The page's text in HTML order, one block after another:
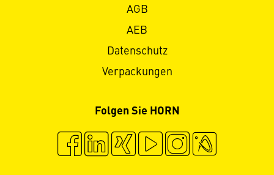
AGB
AEB
Datenschutz
Verpackungen
Folgen Sie HORN